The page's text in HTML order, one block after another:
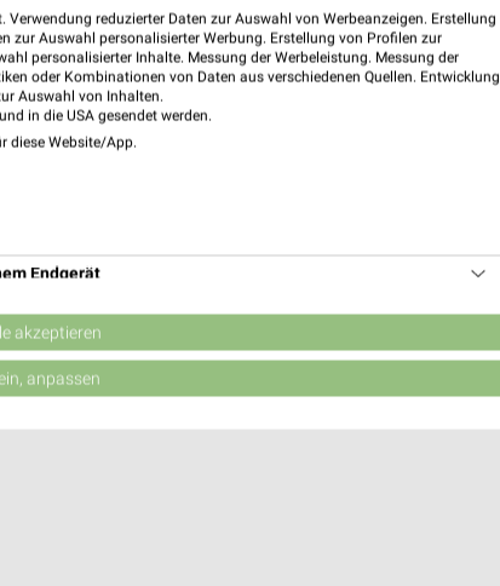
reduzierter Daten zur Auswahl von Werbeanzeigen. Erstellung
zur Auswahl personalisierter Werbung. Erstellung von Profilen zur
personalisierter Inhalte. Messung der Werbeleistung. Messung der
oder Kombinationen von Daten aus verschiedenen Quellen. Entwicklung
Auswahl von Inhalten.
in die USA gesendet werden.
diese Website/App.
Endgerät
akzeptieren
anpassen